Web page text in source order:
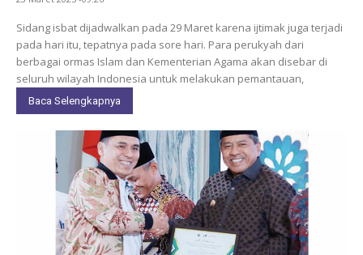
Sidang isbat dijadwalkan pada 29 Maret karena ijtimak juga terjadi
pada hari itu, tepatnya pada sore hari. Para perukyah dari
berbagai ormas Islam dan Kementerian Agama akan disebar di
seluruh wilayah Indonesia untuk melakukan pemantauan,
Baca Selengkapnya